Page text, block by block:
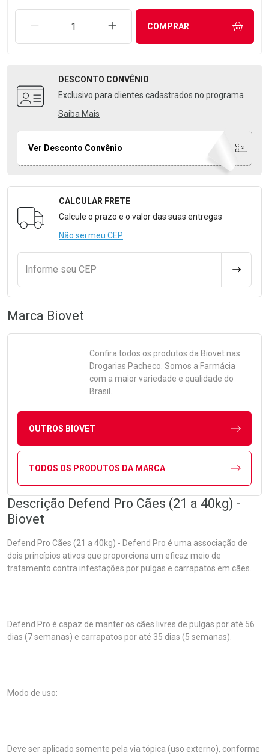
REMOVER UMA UNIDADEAUMENTAR UMA UNIDADE
COMPRAR
DESCONTO CONVÊNIO
Exclusivo para clientes cadastrados no programa
Saiba Mais
Ver Desconto Convênio
Formulário para Calcular o Frete
CALCULAR FRETE
Calcule o prazo e o valor das suas entregas
Não sei meu CEP
Informe seu CEP
Marca Biovet
Confira todos os produtos da Biovetnas
Drogarias Pacheco. Somos a Farmácia
com a maior variedade e qualidade do
Brasil.
OUTROS BIOVET
TODOS OS PRODUTOS DA MARCA
Descrição Defend Pro Cães (21 a 40kg) -
Biovet
Defend Pro Cães (21 a 40kg) - Defend Pro é uma associação de
dois princípios ativos que proporciona um eficaz meio de
tratamento contra infestações por pulgas e carrapatos em cães.
Defend Pro é capaz de manter os cães livres de pulgas por até 56
dias (7 semanas) e carrapatos por até 35 dias (5 semanas).
Modo de uso:
Deve ser aplicado somente pela via tópica (uso externo), conforme